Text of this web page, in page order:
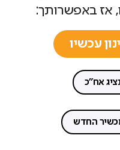
אז באפשרותך:
עכשיו
אח"כ
החדש